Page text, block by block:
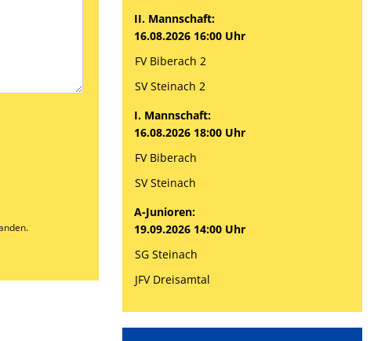
II. Mannschaft:
16.08.2026 16:00 Uhr
FV Biberach 2
SV Steinach 2
I. Mannschaft:
16.08.2026 18:00 Uhr
FV Biberach
SV Steinach
A-Junioren:
19.09.2026 14:00 Uhr
SG Steinach
JFV Dreisamtal